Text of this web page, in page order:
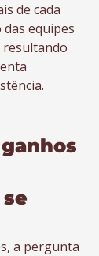
de cada
equipes
resultando
a pergunta